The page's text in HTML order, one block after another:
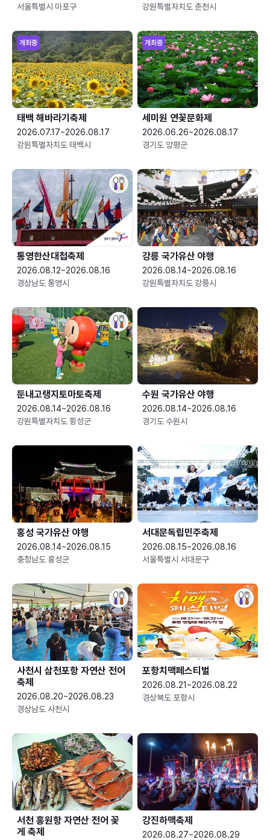
서울특별시 마포구
강원특별자치도 춘천시
개최중
태백 해바라기축제
2026.07.17~2026.08.17
강원특별자치도 태백시
개최중
세미원 연꽃문화제
2026.06.26~2026.08.17
경기도 양평군
통영한산대첩축제
2026.08.12~2026.08.16
경상남도 통영시
강릉 국가유산 야행
2026.08.14~2026.08.16
강원특별자치도 강릉시
둔내고랭지토마토축제
2026.08.14~2026.08.16
강원특별자치도 횡성군
수원 국가유산 야행
2026.08.14~2026.08.16
경기도 수원시
홍성 국가유산 야행
2026.08.14~2026.08.15
충청남도 홍성군
서대문독립민주축제
2026.08.15~2026.08.16
서울특별시 서대문구
사천시 삼천포항 자연산 전어
축제
2026.08.20~2026.08.23
경상남도 사천시
포항치맥페스티벌
2026.08.21~2026.08.22
경상북도 포항시
서천 홍원항 자연산 전어 꽃
게 축제
강진하맥축제
2026.08.27~2026.08.29